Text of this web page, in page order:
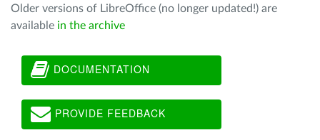
Older versions of LibreOffice (no longer updated!) are
available in the archive
DOCUMENTATION
PROVIDE FEEDBACK